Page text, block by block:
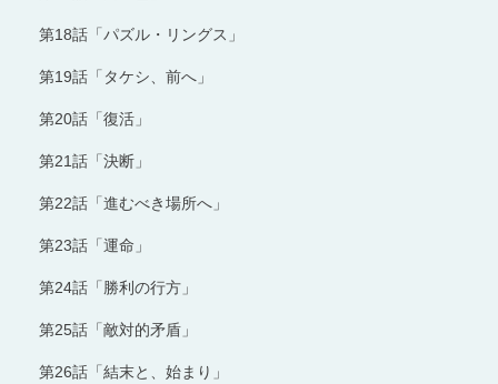
第18話「パズル・リングス」
第19話「タケシ、前へ」
第20話「復活」
第21話「決断」
第22話「進むべき場所へ」
第23話「運命」
第24話「勝利の行方」
第25話「敵対的矛盾」
第26話「結末と、始まり」